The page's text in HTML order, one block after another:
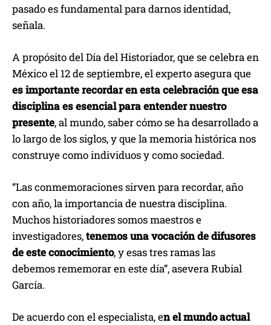
pasado es fundamental para darnos identidad,
señala.
A propósito del Día del Historiador, que se celebra en
México el 12 de septiembre, el experto asegura que
es importante recordar en esta celebración que esa
disciplina es esencial para entender nuestro
presente, al mundo, saber cómo se ha desarrollado a
lo largo de los siglos, y que la memoria histórica nos
construye como individuos y como sociedad.
“Las conmemoraciones sirven para recordar, año
con año, la importancia de nuestra disciplina.
Muchos historiadores somos maestros e
investigadores,tenemos una vocación de difusores
de este conocimiento, y esas tres ramas las
debemos rememorar en este día”, asevera Rubial
García.
De acuerdo con el especialista, en el mundo actual